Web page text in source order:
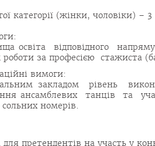
категорії (жінки, чоловіки) – 3
освіта відповідного
за професією стажиста
вимоги:
закладом рівень
ансамблевих танців та
номерів.
претендентів на участь у